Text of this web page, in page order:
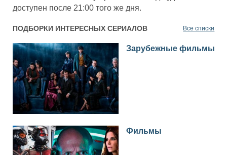
доступен после 21:00 того же дня.
ПОДБОРКИ ИНТЕРЕСНЫХ СЕРИАЛОВ Все списки
Зарубежные фильмы
Фильмы